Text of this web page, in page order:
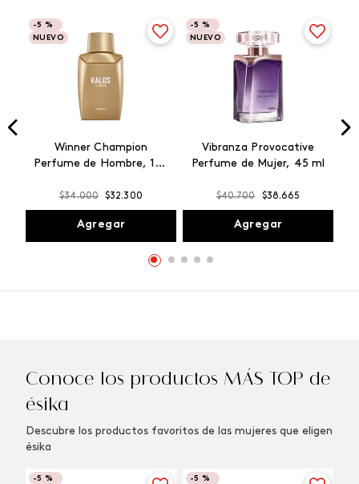
-5 %
NUEVO
Winner Champion
Perfume de Hombre, 100
$34.000 $32.300
Agregar
-5 %
NUEVO
Vibranza Provocative
Perfume de Mujer, 45 ml
$40.700 $38.665
Agregar
Conoce los productos MÁS TOP de
ésika
Descubre los productos favoritos de las mujeres que eligen
ésika
-5 %
-5 %